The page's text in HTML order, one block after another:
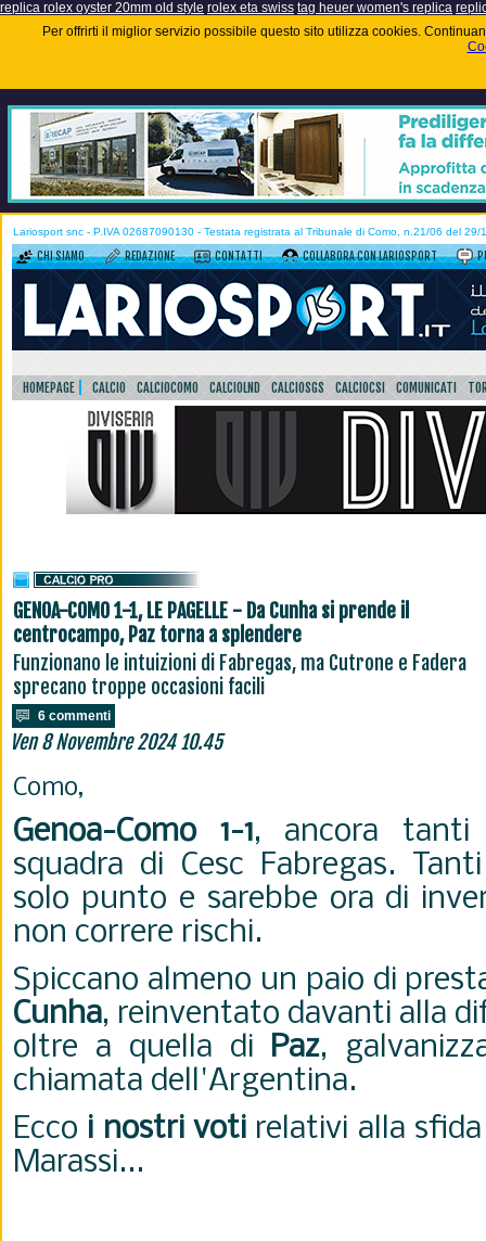
replica rolex oyster 20mm old style rolex eta swiss tag heuer women's replica
Per offrirti il miglior servizio possibile questo sito utilizza cookies.
Lariosport snc - P.IVA 02687090130 - Testata registrata al Tribunale di Como, n.21/06 del 29/
CHI SIAMO REDAZIONE CONTATTI COLLABORA CON LARIOSPORT
HOMEPAGE CALCIO CALCIOCOMO CALCIOLND CALCIOSGS CALCIOCSI COMUNICATI
GENOA-COMO 1-1, LE PAGELLE - Da Cunha si prende il
centrocampo, Paz torna a splendere
Funzionano le intuizioni di Fabregas, ma Cutrone e Fadera
sprecano troppe occasioni facili
6 commenti
Ven 8 Novembre 2024 10.45
Como,
Genoa-Como 1-1, ancora
squadra di Cesc Fabregas.
solo punto e sarebbe ora di
non correre rischi.
Spiccano almeno un paio di
Cunha, reinventato davanti alla
oltre a quella di Paz,
chiamata dell'Argentina.
Ecco i nostri votirelativi alla sfida
Marassi...